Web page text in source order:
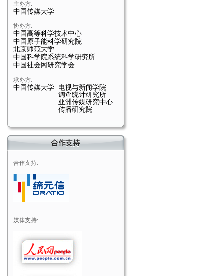
主办方:
中国传媒大学
协办方:
中国高等科学技术中心
中国原子能科学研究院
北京师范大学
中国科学院系统科学研究所
中国社会网研究学会
承办方:
中国传媒大学 电视与新闻学院
调查统计研究所
亚洲传媒研究中心
传播研究院
合作支持:
媒体支持: